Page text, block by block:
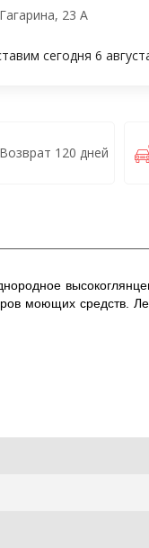
23 А
сегодня 6
Возврат 120 дней
моющих средств.